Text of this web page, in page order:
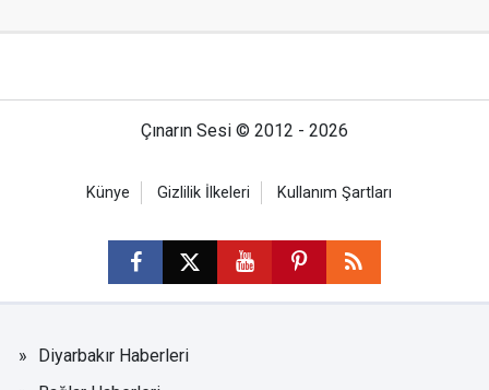
Çınarın Sesi © 2012 - 2026
Künye Gizlilik İlkeleri Kullanım Şartları
Diyarbakır Haberleri